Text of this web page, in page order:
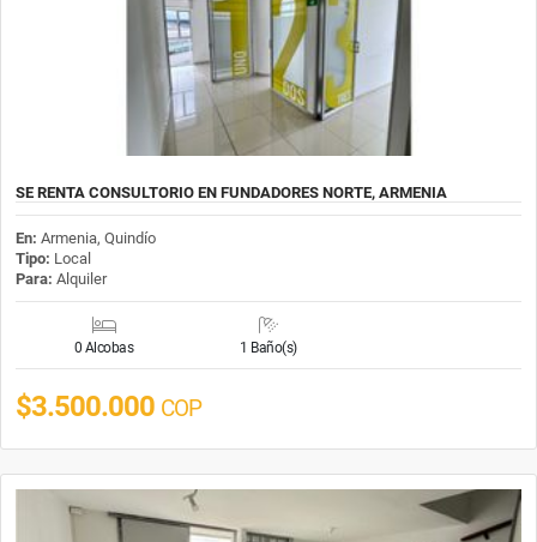
SE RENTA CONSULTORIO EN FUNDADORES NORTE, ARMENIA
En: Armenia, Quindío
Tipo: Local
Para: Alquiler
0 Alcobas 1 Baño(s)
$3.500.000 COP